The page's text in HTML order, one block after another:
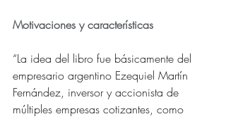
Motivaciones y características
“La idea del libro fue básicamente del
empresario argentino Ezequiel Martín
Fernández, inversor y accionista de
múltiples empresas cotizantes, como